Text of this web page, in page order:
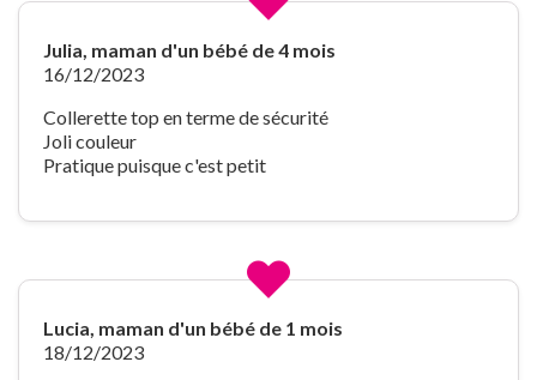
Julia, maman d'un bébé de 4 mois
16/12/2023
Collerette top en terme de sécurité
Joli couleur
Pratique puisque c'est petit
Lucia, maman d'un bébé de 1 mois
18/12/2023